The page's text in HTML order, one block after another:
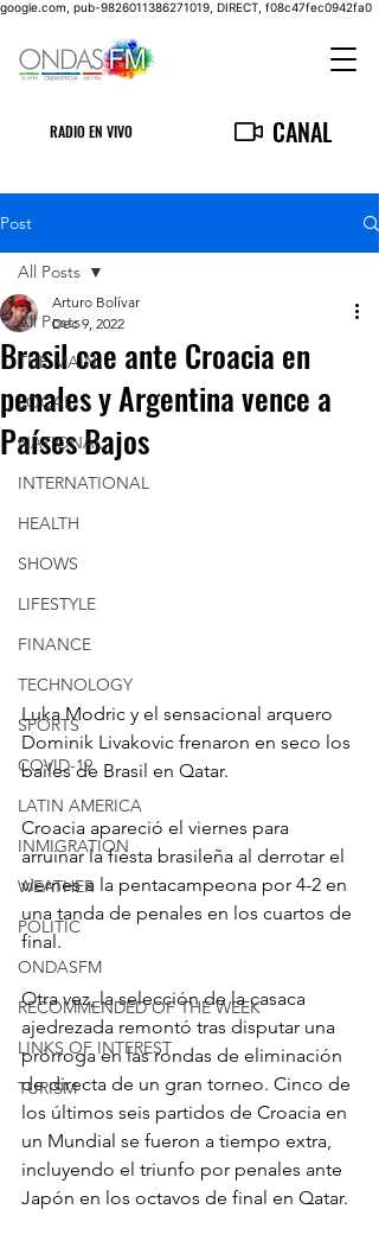
google.com, pub-9826011386271019, DIRECT, f08c47fec0942fa0
RADIO EN VIVO CANAL
Post
All Posts
THE MAIN
LOCAL
NATIONAL
INTERNATIONAL
HEALTH
SHOWS
LIFESTYLE
FINANCE
TECHNOLOGY
SPORTS
COVID-19
LATIN AMERICA
INMIGRATION
WEATHER
POLITIC
ONDASFM
RECOMMENDED OF THE WEEK
LINKS OF INTEREST
TURISM
All Posts
Brasil cae ante Croacia en
penales y Argentina vence a
Países Bajos
Arturo Bolívar
Dec 9, 2022
Luka Modric y el sensacional arquero
Dominik Livakovic frenaron en seco los
bailes de Brasil en Qatar.
Croacia apareció el viernes para
arruinar la fiesta brasileña al derrotar el
viernes a la pentacampeona por 4-2 en
una tanda de penales en los cuartos de
final.
Otra vez, la selección de la casaca
ajedrezada remontó tras disputar una
prórroga en las rondas de eliminación
de directa de un gran torneo. Cinco de
los últimos seis partidos de Croacia en
un Mundial se fueron a tiempo extra,
incluyendo el triunfo por penales ante
Japón en los octavos de final en Qatar.